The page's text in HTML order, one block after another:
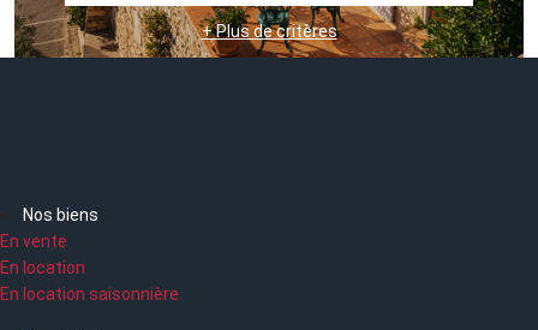
+ Plus de critères
Nos biens
En vente
En location
En location saisonnière